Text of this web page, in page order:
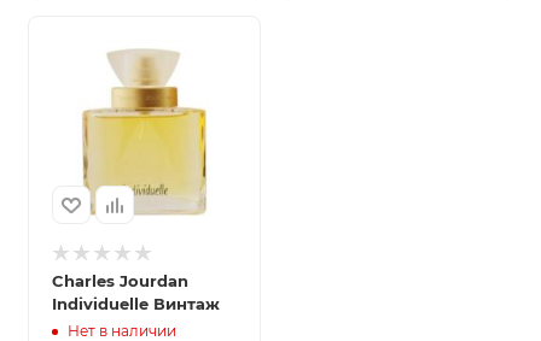
Charles Jourdan
Individuelle Винтаж
Нет в наличии